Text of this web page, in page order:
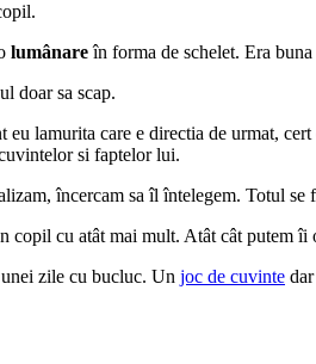
lumânareîn forma de schelet. Era
doar sa scap.
lamurita care e directia de urmat,
si faptelor lui.
încercam sa îl întelegem. Totul
copil cu atât mai mult. Atât cât putem
zile cu bucluc. Un joc de cuvinte